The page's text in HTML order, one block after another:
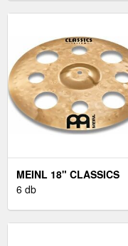
MEINL 18" CLASSICS
CUSTOM TRASH CRASH
6 db